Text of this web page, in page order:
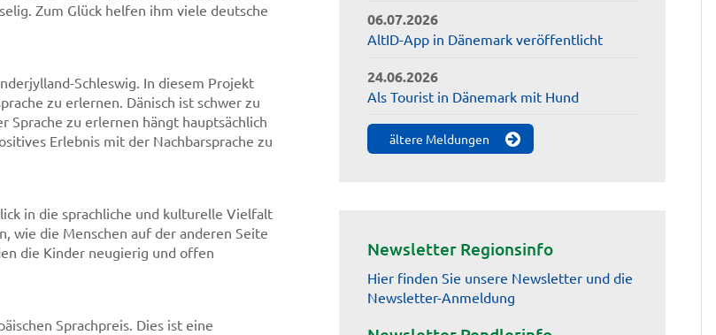
Zum Glück helfen ihm viele deutsche
Schleswig. In diesem Projekt
zu erlernen. Dänisch ist schwer zu
Sprache zu erlernen hängt hauptsächlich
Erlebnis mit der Nachbarsprache zu
in die sprachliche und kulturelle Vielfalt
wie die Menschen auf der anderen Seite
die Kinder neugierig und offen
Sprachpreis. Dies ist eine
06.07.2026
AltID-App in Dänemark veröffentlicht
24.06.2026
Als Tourist in Dänemark mit Hund
ältere Meldungen
Newsletter Regionsinfo
Hier finden Sie unsere Newsletter und die
Newsletter-Anmeldung